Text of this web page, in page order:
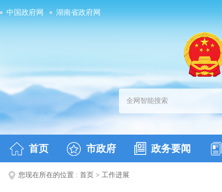
中国政府网 湖南省政府网
首页 市政府 政务要闻
您现在所在的位置 : 首页 > 工作进展